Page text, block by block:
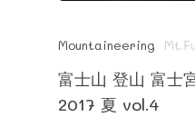
Mountaineering
富士山 登山 富士
2017 夏 vol.4